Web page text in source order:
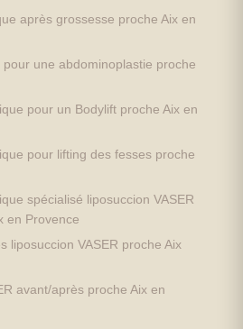
après grossesse proche Aix en
pour une abdominoplastie proche
pour un Bodylift proche Aix en
pour lifting des fesses proche
spécialisé liposuccion VASER
en Provence
liposuccion VASER proche Aix
avant/après proche Aix en